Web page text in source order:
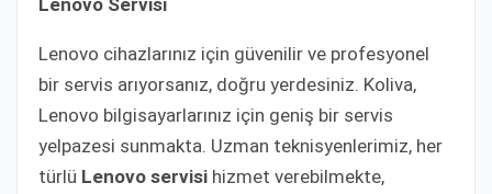
Lenovo cihazlarınız için güvenilir ve profesyonel
bir servis arıyorsanız, doğru yerdesiniz. Koliva,
Lenovo bilgisayarlarınız için geniş bir servis
yelpazesi sunmakta. Uzman teknisyenlerimiz, her
türlü Lenovo servisi hizmet verebilmekte,